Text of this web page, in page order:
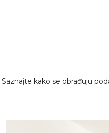
Saznajte kako se obrađuju